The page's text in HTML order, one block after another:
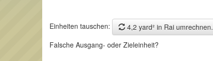
Einheiten tauschen:
4,2 yard² in Rai umrechnen.
Falsche Ausgang- oder Zieleinheit?